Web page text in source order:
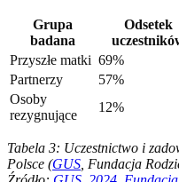
Grupa
badana
Odsetek
Przyszłe matki 69%
Partnerzy
57%
Osoby
rezygnujące
12%
Tabela 3: Uczestnictwo i
Polsce (GUS , Fundacja